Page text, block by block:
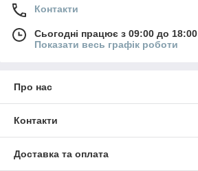
Контакти
Сьогодні працює з 09:00 до 18:00
Показати весь графік роботи
Про нас
Контакти
Доставка та оплата